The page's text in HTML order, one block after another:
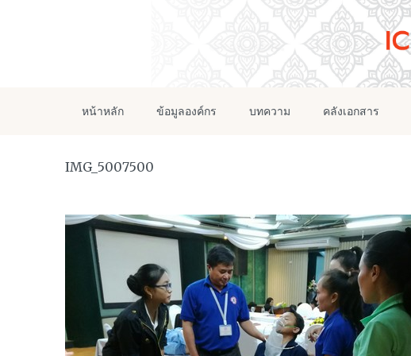
หน้าหลัก ข้อมูลองค์กร บทความ คลังเอกสาร
IMG_5007500